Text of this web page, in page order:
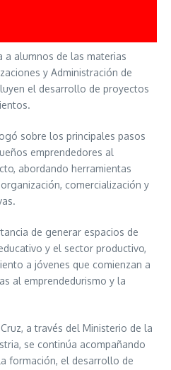
a alumnos de las materias
y Administración de
el desarrollo de proyectos
sobre los principales pasos
emprendedores al
abordando herramientas
comercialización y
de generar espacios de
y el sector productivo,
a jóvenes que comienzan a
al emprendedurismo y la
a través del Ministerio de la
se continúa acompañando
formación, el desarrollo de